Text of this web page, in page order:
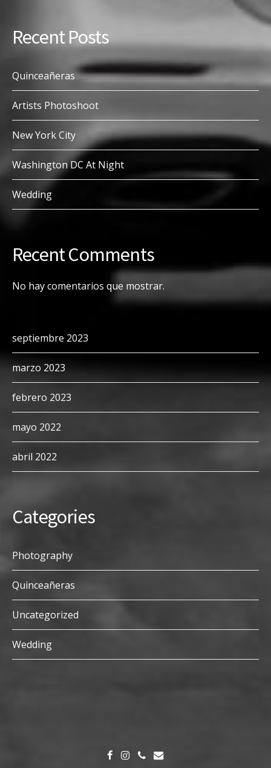
Recent Posts
Quinceañeras
Artists Photoshoot
New York City
Washington DC At Night
Wedding
Recent Comments
No hay comentarios que mostrar.
septiembre 2023
marzo 2023
febrero 2023
mayo 2022
abril 2022
Categories
Photography
Quinceañeras
Uncategorized
Wedding